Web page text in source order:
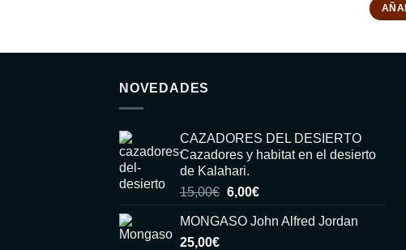
NOVEDADES
CAZADORES DEL DESIERTO
Cazadores y habitat en el desierto
de Kalahari.
15,00€ El
original
6,00€El
actual
MONGASO John Alfred Jordan
25,00€